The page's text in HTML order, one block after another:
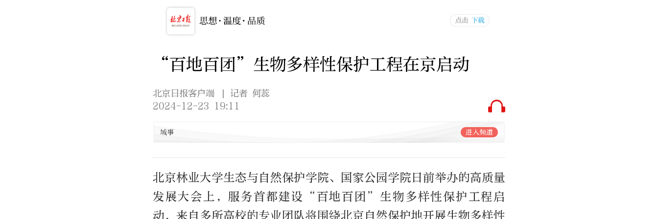
“百地百团”生物多样性保护工程在京启动
北京日报客户端
| 记者 何蕊
2024-12-23 19:11
城事 进入频道
北京林业大学生态与自然保护学院、国家公园学院日前举办的高质量
发展大会上，服务首都建设
“ 百地百团 ” 生物多样性保护工程启
动，来自多所高校的专业团队将围绕北京自然保护地开展生物多样性